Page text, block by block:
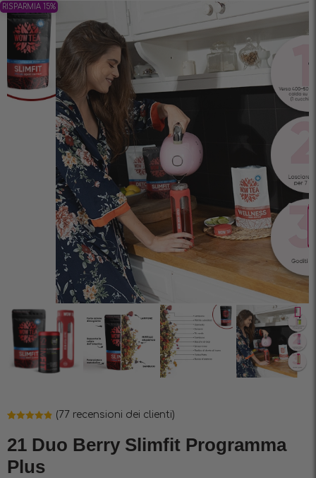
RISPARMIA 15%
su base
di
recensioni
(77recensioni dei clienti)
21 Duo Berry Slimfit Programma
Plus